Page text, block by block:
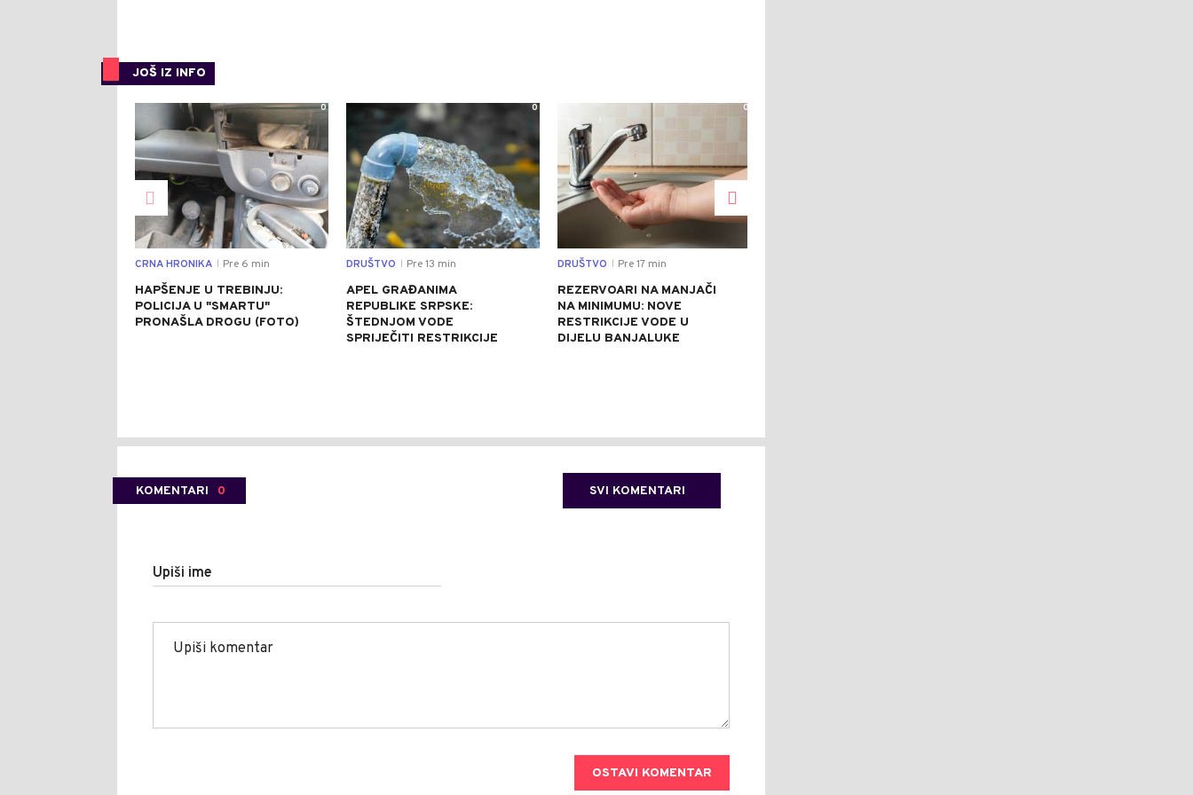
JOŠ IZ INFO
0
CRNA HRONIKA Pre 6 min
HAPŠENJE U TREBINJU:
POLICIJA U "SMARTU"
PRONAŠLA DROGU (FOTO)
0
DRUŠTVO Pre 13 min
APEL GRAĐANIMA
REPUBLIKE SRPSKE:
ŠTEDNJOM VODE
SPRIJEČITI RESTRIKCIJE
0
DRUŠTVO Pre 17 min
REZERVOARI NA MANJAČI
NA MINIMUMU: NOVE
RESTRIKCIJE VODE U
DIJELU BANJALUKE
KOMENTARI 0 SVI KOMENTARI
Upiši ime
OSTAVI KOMENTAR